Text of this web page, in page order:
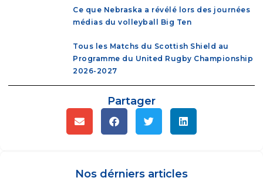
Ce que Nebraska a révélé lors des journées
médias du volleyball Big Ten
Tous les Matchs du Scottish Shield au
Programme du United Rugby Championship
2026-2027
Partager
Nos dérniers articles